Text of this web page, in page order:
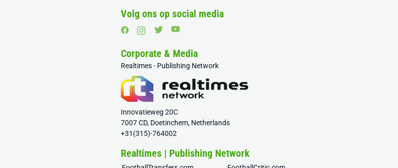
Volg ons op social media
Corporate & Media
Realtimes - Publishing Network
Innovatieweg 20C
7007 CD, Doetinchem, Netherlands
+31(315)-764002
Realtimes | Publishing Network